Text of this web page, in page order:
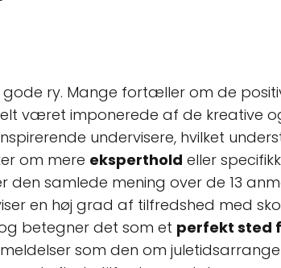
gode ry. Mange fortæller om de
været imponerede af de kreative
undervisere, hvilket
om mere eksperthold eller
samlede mening over de 13
en høj grad af tilfredshed med
betegner det som et perfekt sted
som den om